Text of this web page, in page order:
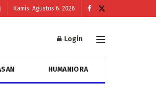
Kamis, Agustus 6, 2026
Login
HUMANIORA